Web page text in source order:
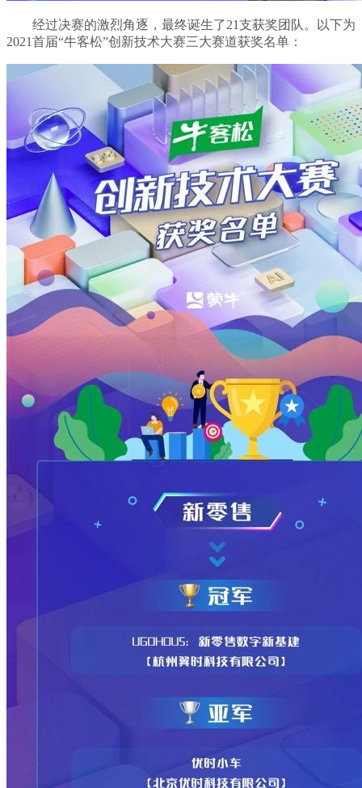
经过决赛的激烈角逐，最终诞生了21支获奖团队。以下为
2021首届“牛客松”创新技术大赛三大赛道获奖名单：